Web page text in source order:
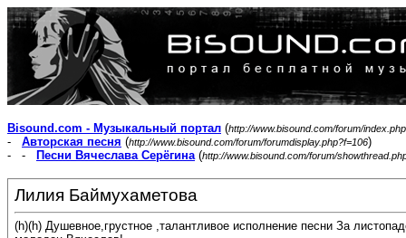
Bisound.com - Музыкальный портал (http://www.bisound.com/forum/index.php
- Авторская песня (http://www.bisound.com/forum/forumdisplay.php?f=106)
- -
Песни Вячеслава Серёгина(http://www.bisound.com/forum/
Лилия Баймухаметова
(h)(h) Душевное,грустное ,талантливое исполнение песни За